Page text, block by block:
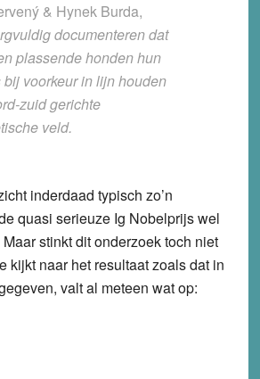
& Hynek Burda,
documenteren dat
plassende honden hun
voorkeur in lijn houden
zuid gerichte
veld.
inderdaad typisch zo’n
quasi serieuze Ig Nobelprijs wel
stinkt dit onderzoek toch niet
kijkt naar het resultaat zoals dat in
valt al meteen wat op: